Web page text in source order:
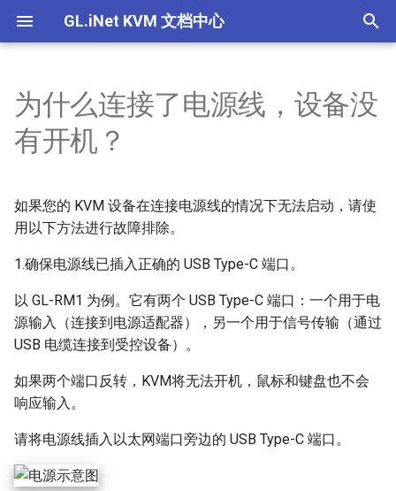
GL.iNet KVM 文档中心
y
p
o
a
r
t
s
e
a
Comet (GL-RM1) V1/V2 产品概述
控制页面介绍
产品概述
控制页面介绍
Comet Pro (GL-RM10)
产品概述
控制页面介绍
产品概述
控制页面介绍
GL-ATX板
手指机器人
GL.iNet KVM的功能
关于 GL.iNet KVM 的常见问题
GL.iNet KVM可以控制哪些设
备？我需要安装任何软件才能
如何访问连接到GL.iNet KVM
的受控设备？
GLKVM应用程序是否支持
ChromeOS/Linux？
Comet（GL-RM1）可以连接
到无线网络吗？
如何通过浏览器本地访问受控
设备
设备
控设备
如何通过 Tailscale 远程访问
受控设备
通过浏览器在本地访问 KVM
时出现隐私错误
如果在 GLKVM 应用程序中找
不到设备，我该怎么办？
问时连接失败
么办？
在 Windows 上安装 GLKVM
应用程序失败：“代码执行无
法继续”
如何为GL.iNet KVM设置EDID
使用 GLKVM 访问受控设备时
BIOS界面未显示在GLKVM中
为什么即使连接了所有的线，
我也无法控制鼠标？
光标覆盖问题？
如果我听不到来自受控设备的
音频，该怎么办？
设置EDID
使用 U-Boot 为 KVM 设备救
砖
设置Hostname
设置设备伪装
设备间共享文件
远程安装操作系统
为什么连接了电源线，设备没
有开机？
如果您的 KVM 设备在连接电源线的情况下无法启动，请使
用以下方法进行故障排除。
1.确保电源线已插入正确的 USB Type-C 端口。
以 GL-RM1 为例。它有两个 USB Type-C 端口：一个用于电
源输入（连接到电源适配器），另一个用于信号传输（通过
USB 电缆连接到受控设备）。
如果两个端口反转，KVM将无法开机，鼠标和键盘也不会
响应输入。
请将电源线插入以太网端口旁边的 USB Type-C 端口。